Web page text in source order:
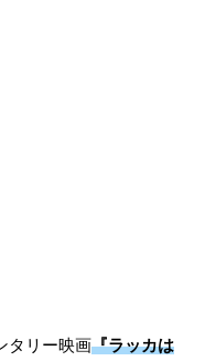
タリー映画『ラッカは